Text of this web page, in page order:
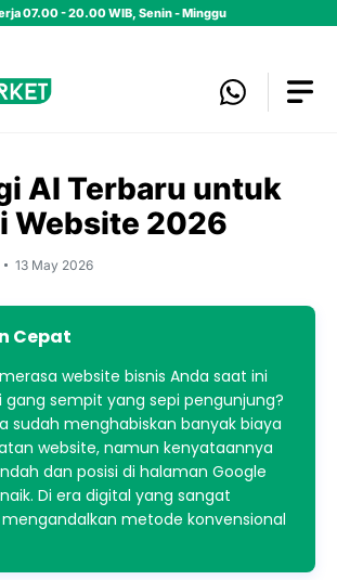
07.00 - 20.00 WIB, Senin - Minggu
AI Terbaru untuk
Website 2026
13 May 2026
Cepat
website bisnis Anda saat ini
gang sempit yang sepi pengunjung?
sudah menghabiskan banyak biaya
website, namun kenyataannya
dan posisi di halaman Google
Di era digital yang sangat
metode konvensional